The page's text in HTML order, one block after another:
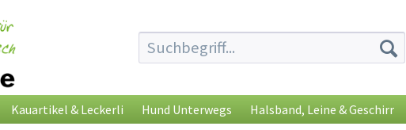
Kauartikel & Leckerli Hund Unterwegs Halsband, Leine & Geschirr